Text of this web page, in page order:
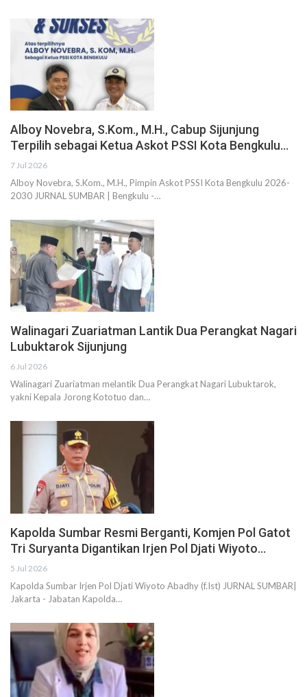
Alboy Novebra, S.Kom., M.H., Cabup Sijunjung
Terpilih sebagai Ketua Askot PSSI Kota Bengkulu…
7 Jul 2026
Alboy Novebra, S.Kom., M.H., Pimpin Askot PSSI Kota Bengkulu 2026-
2030 JURNAL SUMBAR | Bengkulu -…
Walinagari Zuariatman Lantik Dua Perangkat Nagari
Lubuktarok Sijunjung
6 Jul 2026
Walinagari Zuariatman melantik Dua Perangkat Nagari Lubuktarok,
yakni Kepala Jorong Kototuo dan…
Kapolda Sumbar Resmi Berganti, Komjen Pol Gatot
Tri Suryanta Digantikan Irjen Pol Djati Wiyoto…
5 Jul 2026
Kapolda Sumbar Irjen Pol Djati Wiyoto Abadhy (f.Ist) JURNAL SUMBAR|
Jakarta - Jabatan Kapolda…